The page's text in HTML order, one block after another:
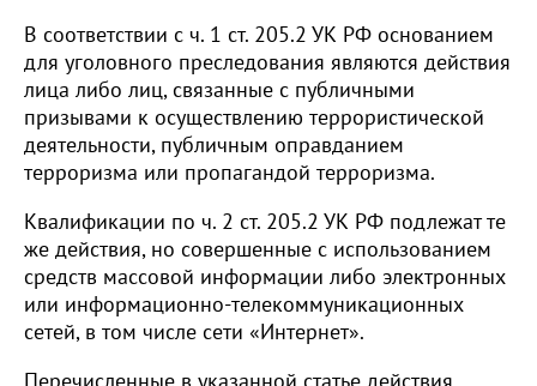
В соответствии с ч. 1 ст. 205.2 УК РФ основанием
для уголовного преследования являются действия
лица либо лиц, связанные с публичными
призывами к осуществлению террористической
деятельности, публичным оправданием
терроризма или пропагандой терроризма.
Квалификации по ч. 2 ст. 205.2 УК РФ подлежат те
же действия, но совершенные с использованием
средств массовой информации либо электронных
или информационно-телекоммуникационных
сетей, в том числе сети «Интернет».
Перечисленные в указанной статье действия